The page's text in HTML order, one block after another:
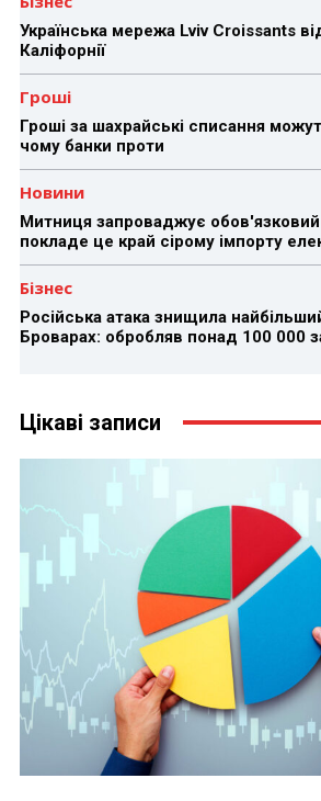
Українська мережа Lviv Croissants
Каліфорнії
Гроші
Гроші за шахрайські списання
чому банки проти
Новини
Митниця запроваджує
покладе це край сірому імпорту
Бізнес
Російська атака знищила
Броварах: обробляв понад 100 000
Цікаві записи